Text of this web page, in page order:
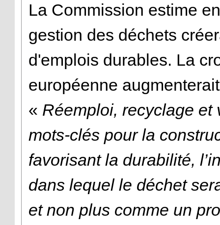
La Commission estime
gestion des déchets
d'emplois durables. La
européenne
« Réemploi, recyclage
mots-clés pour la
favorisant la durabilité,
dans lequel le déchet
et non plus comme un